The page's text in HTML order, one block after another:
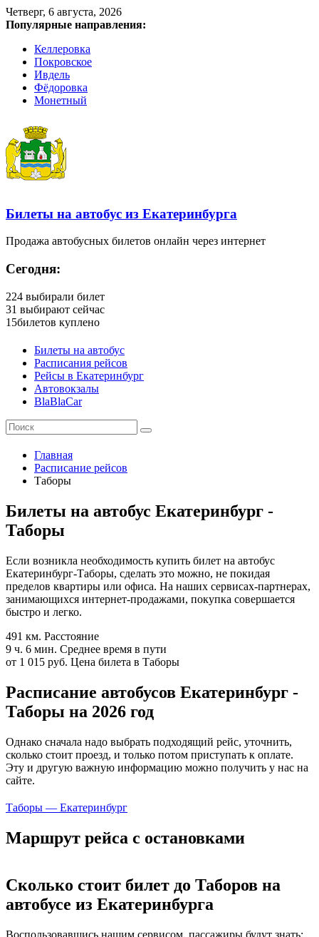
Четверг, 6 августа, 2026
Популярные направления:
Келлеровка
Покровское
Ивдель
Фёдоровка
Монетный
Билеты на автобус из Екатеринбурга
Продажа автобусных билетов онлайн через интернет
Сегодня:
224 выбирали билет
31 выбирают сейчас
15билетов куплено
Билеты на автобус
Расписания рейсов
Рейсы в Екатеринбург
Автовокзалы
BlaBlaCar
Главная
Расписание рейсов
Таборы
Билеты на автобус Екатеринбург -
Таборы
Если возникла необходимость купить билет на автобус
Екатеринбург-Таборы, сделать это можно, не покидая
пределов квартиры или офиса. На наших сервисах-партнерах,
занимающихся интернет-продажами, покупка совершается
быстро и легко.
491 км. Расстояние
9 ч. 6 мин. Среднее время в пути
от 1 015 руб. Цена билета в Таборы
Расписание автобусов Екатеринбург -
Таборы на 2026 год
Однако сначала надо выбрать подходящий рейс, уточнить,
сколько стоит проезд, и только потом приступать к оплате.
Эту и другую важную информацию можно получить у нас на
сайте.
Таборы — Екатеринбург
Маршрут рейса с остановками
Сколько стоит билет до Таборов на
автобусе из Екатеринбурга